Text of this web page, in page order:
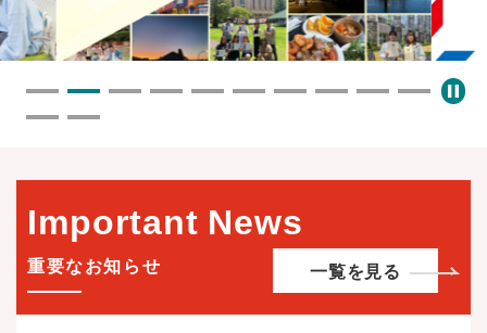
Important News
重要なお知らせ 一覧を見る